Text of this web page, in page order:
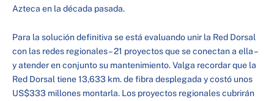
Azteca en la década pasada.
Para la solución definitiva se está evaluando unir la Red Dorsal
con las redes regionales – 21 proyectos que se conectan a ella –
y atender en conjunto su mantenimiento. Valga recordar que la
Red Dorsal tiene 13,633 km. de fibra desplegada y costó unos
US$333 millones montarla. Los proyectos regionales cubrirán